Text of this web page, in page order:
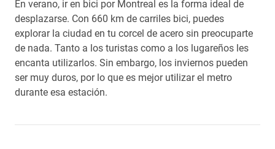
En verano, ir en bici por Montreal es la forma ideal de
desplazarse. Con 660 km de carriles bici, puedes
explorar la ciudad en tu corcel de acero sin preocuparte
de nada. Tanto a los turistas como a los lugareños les
encanta utilizarlos. Sin embargo, los inviernos pueden
ser muy duros, por lo que es mejor utilizar el metro
durante esa estación.